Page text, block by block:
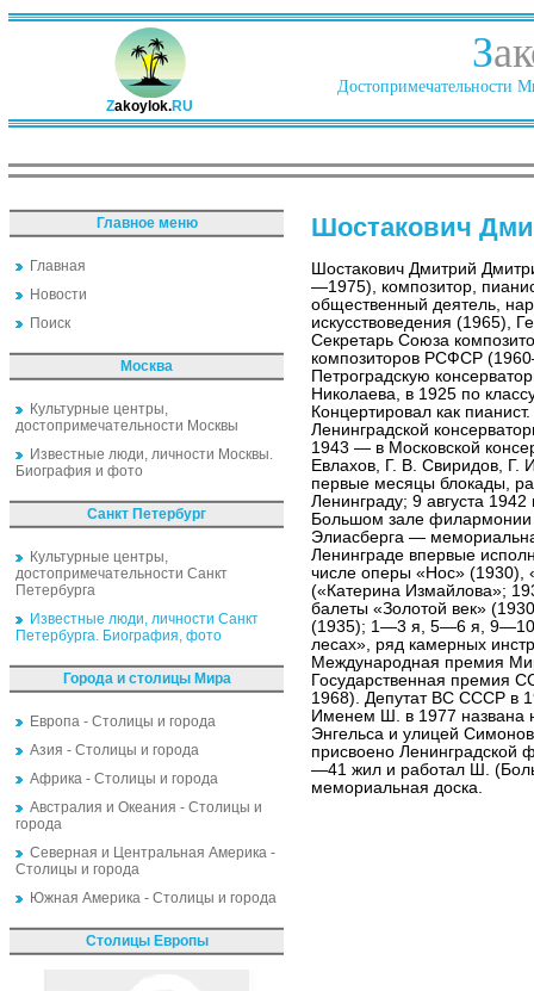
Zakoylok.RU
З
Достопримечательности
Главное меню
Главная
Новости
Поиск
Москва
Культурные центры,
достопримечательности Москвы
Известные люди, личности Москвы.
Биография и фото
Санкт Петербург
Культурные центры,
достопримечательности Санкт
Петербурга
Известные люди, личности Санкт
Петербурга. Биография, фото
Города и столицы Мира
Европа - Столицы и города
Азия - Столицы и города
Африка - Столицы и города
Австралия и Океания - Столицы и
города
Северная и Центральная Америка -
Столицы и города
Южная Америка - Столицы и города
Столицы Европы
Шостакович
Шостакович Дмитрий
—1975), композитор,
общественный деятель,
искусствоведения (1965),
Секретарь Союза
композиторов РСФСР
Петроградскую
Николаева, в 1925 по
Концертировал как
Ленинградской
1943 — в Московской
Евлахов, Г. В. Свиридов, Г.
первые месяцы блокады,
Ленинграду; 9 августа
Большом зале филармонии
Элиасберга —
Ленинграде впервые
числе оперы «Нос» (1930),
(«Катерина Измайлова»;
балеты «Золотой век»
(1935); 1—3 я, 5—6 я, 9—10
лесах», ряд камерных
Международная премия
Государственная премия
1968). Депутат ВС СССР в
Именем Ш. в 1977 названа
Энгельса и улицей
присвоено Ленинградской
—41 жил и работал Ш.
мемориальная доска.